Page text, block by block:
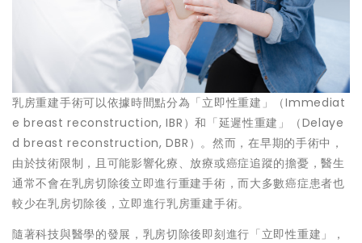
乳房重建手術可以依據時間點分為「立即性重建」（Immediat
e breast reconstruction, IBR）和「延遲性重建」（Delaye
d breast reconstruction, DBR）。然而，在早期的手術中，
由於技術限制，且可能影響化療、放療或癌症追蹤的擔憂，醫生
通常不會在乳房切除後立即進行重建手術，而大多數癌症患者也
較少在乳房切除後，立即進行乳房重建手術。
隨著科技與醫學的發展，乳房切除後即刻進行「立即性重建」，